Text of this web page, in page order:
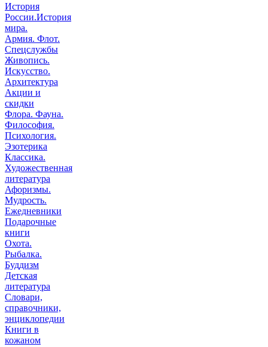
История
России.История
мира.
Армия. Флот.
Спецслужбы
Живопись.
Искусство.
Архитектура
Акции и
скидки
Флора. Фауна.
Философия.
Психология.
Эзотерика
Классика.
Художественная
литература
Афоризмы.
Мудрость.
Ежедневники
Подарочные
книги
Охота.
Рыбалка.
Буддизм
Детская
литература
Словари,
справочники,
энциклопедии
Книги в
кожаном